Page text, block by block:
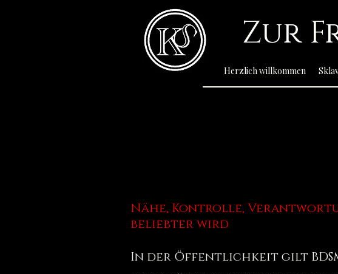
Zur
Herzlich willkommen
Nähe, Kontrolle,
beliebter wird
In der Öffentlichkeit gilt